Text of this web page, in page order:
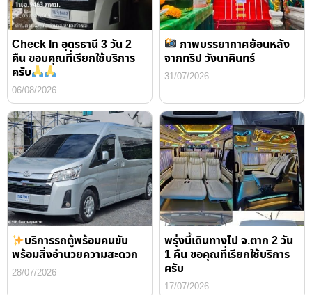
Check In อุดรธานี 3 วัน 2
คืน ขอบคุณที่เรียกใช้บริการ
ครับ
06/08/2026
ภาพบรรยากาศย้อนหลัง
จากทริป วังนาคินทร์
31/07/2026
บริการรถตู้พร้อมคนขับ
พร้อมสิ่งอำนวยความสะดวก
28/07/2026
พรุ่งนี้เดินทางไป จ.ตาก 2 วัน
1 คืน ขอคุณที่เรียกใช้บริการ
ครับ
17/07/2026